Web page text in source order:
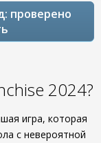
проверено
2024?
игра, которая
с невероятной